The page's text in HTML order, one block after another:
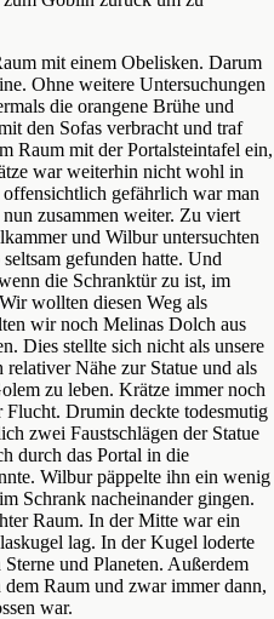
mit einem Obelisken. Darum
Ohne weitere Untersuchungen
die orangene Brühe und
den Sofas verbracht und traf
Raum mit der Portalsteintafel ein,
war weiterhin nicht wohl in
gefährlich war man
zusammen weiter. Zu viert
und Wilbur untersuchten
gefunden hatte. Und
die Schranktür zu ist, im
wollten diesen Weg als
wir noch Melinas Dolch aus
Dies stellte sich nicht als unsere
Nähe zur Statue und als
zu leben. Krätze immer noch
Flucht. Drumin deckte todesmutig
zwei Faustschlägen der Statue
durch das Portal in die
Wilbur päppelte ihn ein wenig
Schrank nacheinander gingen.
Raum. In der Mitte war ein
lag. In der Kugel loderte
und Planeten. Außerdem
Raum und zwar immer dann,
war.